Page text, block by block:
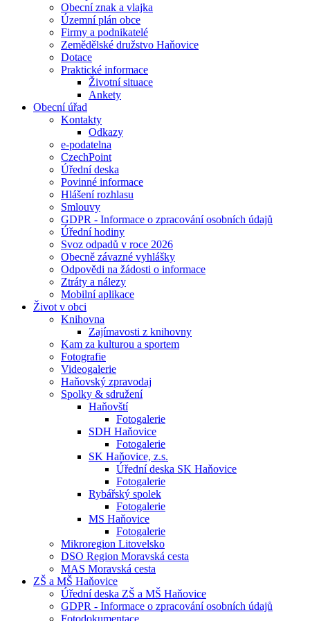
Obecní znak a vlajka
Územní plán obce
Firmy a podnikatelé
Zemědělské družstvo Haňovice
Dotace
Praktické informace
Životní situace
Ankety
Obecní úřad
Kontakty
Odkazy
e-podatelna
CzechPoint
Úřední deska
Povinné informace
Hlášení rozhlasu
Smlouvy
GDPR - Informace o zpracování osobních údajů
Úřední hodiny
Svoz odpadů v roce 2026
Obecně závazné vyhlášky
Odpovědi na žádosti o informace
Ztráty a nálezy
Mobilní aplikace
Život v obci
Knihovna
Zajímavosti z knihovny
Kam za kulturou a sportem
Fotografie
Videogalerie
Haňovský zpravodaj
Spolky & sdružení
Haňovští
Fotogalerie
SDH Haňovice
Fotogalerie
SK Haňovice, z.s.
Úřední deska SK Haňovice
Fotogalerie
Rybářský spolek
Fotogalerie
MS Haňovice
Fotogalerie
Mikroregion Litovelsko
DSO Region Moravská cesta
MAS Moravská cesta
ZŠ a MŠ Haňovice
Úřední deska ZŠ a MŠ Haňovice
GDPR - Informace o zpracování osobních údajů
Fotodokumentace